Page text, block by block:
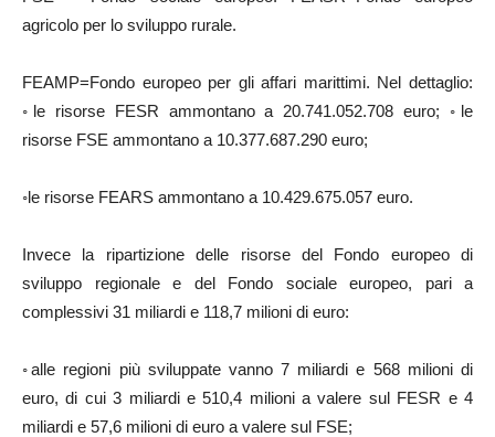
agricolo per lo sviluppo rurale.
FEAMP=Fondo europeo per gli affari marittimi. Nel dettaglio:
◦le risorse FESR ammontano a 20.741.052.708 euro; ◦le
risorse FSE ammontano a 10.377.687.290 euro;
◦le risorse FEARS ammontano a 10.429.675.057 euro.
Invece la ripartizione delle risorse del Fondo europeo di
sviluppo regionale e del Fondo sociale europeo, pari a
complessivi 31 miliardi e 118,7 milioni di euro:
◦alle regioni più sviluppate vanno 7 miliardi e 568 milioni di
euro, di cui 3 miliardi e 510,4 milioni a valere sul FESR e 4
miliardi e 57,6 milioni di euro a valere sul FSE;